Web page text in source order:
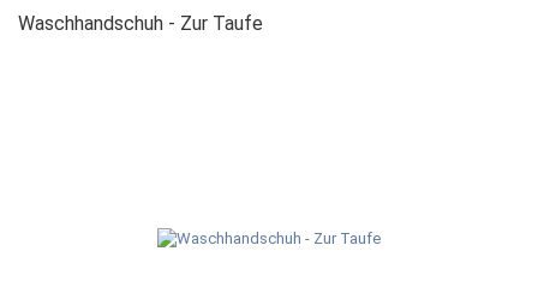
Waschhandschuh - Zur Taufe